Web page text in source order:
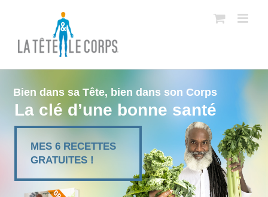
Bien dans sa Tête, bien dans son Corps
La clé d’une bonne santé
MES 6 RECETTES
GRATUITES !